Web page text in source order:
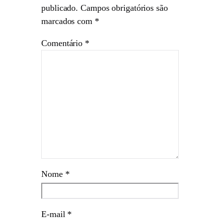
publicado. Campos obrigatórios são
marcados com *
Comentário *
Nome *
E-mail *